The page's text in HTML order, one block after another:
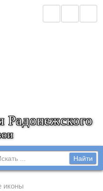
Радонежского
иконы